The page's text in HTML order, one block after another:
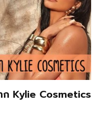
ก Kylie Cosmetics